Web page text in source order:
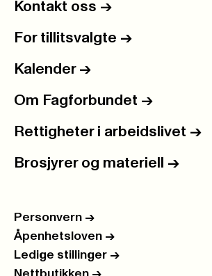
Kontakt oss ->
For tillitsvalgte ->
Kalender ->
Om Fagforbundet ->
Rettigheter i arbeidslivet ->
Brosjyrer og materiell ->
Personvern ->
Åpenhetsloven ->
Ledige stillinger ->